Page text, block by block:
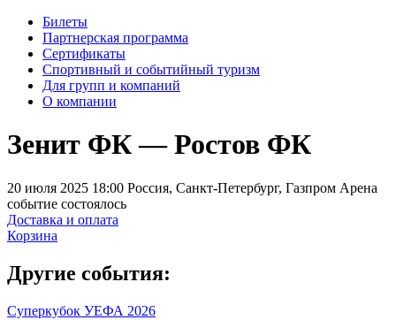
Билеты
Партнерская программа
Сертификаты
Спортивный и событийный туризм
Для групп и компаний
О компании
Зенит ФК — Ростов ФК
20 июля 2025 18:00 Россия, Санкт-Петербург, Газпром Арена
событие состоялось
Доставка и оплата
Корзина
Другие события:
Суперкубок УЕФА 2026